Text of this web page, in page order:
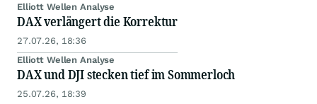
Elliott Wellen Analyse
DAX verlängert die Korrektur
27.07.26, 18:36
Elliott Wellen Analyse
DAX und DJI stecken tief im Sommerloch
25.07.26, 18:39